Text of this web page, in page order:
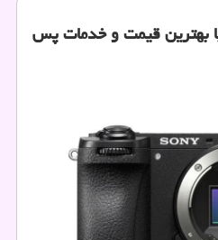
بهترین قیمت و خدمات پس